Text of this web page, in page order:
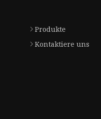
Produkte
Kontaktiere uns